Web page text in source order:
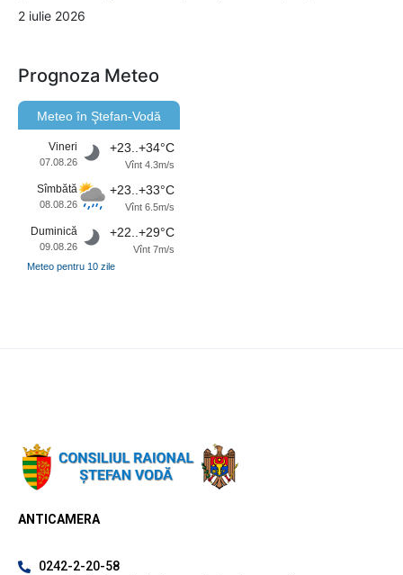
2 iulie 2026
Prognoza Meteo
Meteo în Ştefan-Vodă
Vineri
07.08.26
+23..+34°C
Vînt 4.3m/s
Sîmbătă
08.08.26
+23..+33°C
Vînt 6.5m/s
Duminică
09.08.26
+22..+29°C
Vînt 7m/s
Meteo pentru 10 zile
ANTICAMERA
0242-2-20-58